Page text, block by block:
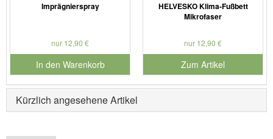
Imprägnierspray
nur 12,90 €
In den Warenkorb
für Produktnummer 901126
HELVESKO Klima-Fußbett
Mikrofaser
nur 12,90 €
Zum Artikel
Kürzlich angesehene Artikel